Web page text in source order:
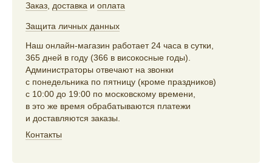
Заказ, доставка и оплата
Защита личных данных
Наш онлайн-магазин работает 24 часа в сутки,
365 дней в году (366 в високосные годы).
Администраторы отвечают на звонки
с понедельника по пятницу (кроме праздников)
с 10:00 до 19:00 по московскому времени,
в это же время обрабатываются платежи
и доставляются заказы.
Контакты